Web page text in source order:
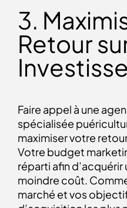
3.
Retour
Faire appel à une
spécialisée
maximiser votre
Votre budget
réparti afin d’acquérir
moindre coût.
marché et vos